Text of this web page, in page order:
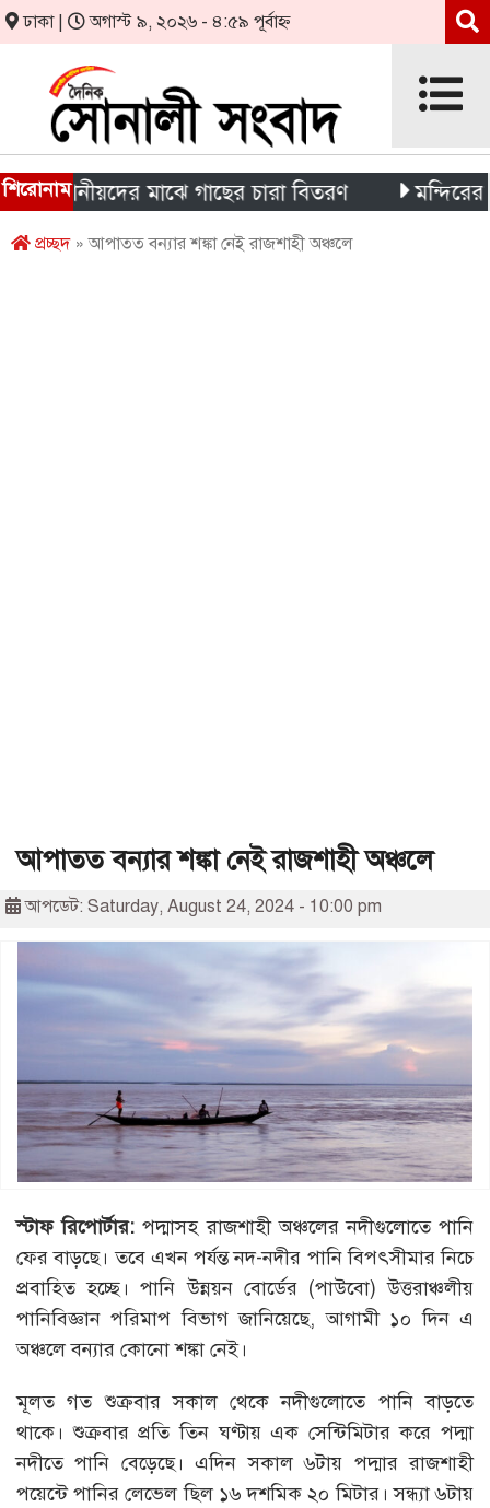
ঢাকা | অগাস্ট ৯, ২০২৬ - ৪:৫৯ পূর্বাহ্ন
শিরোনাম মাঝে গাছের চারা বিতরণ মন্দিরের
প্রচ্ছদ» আপাতত বন্যার শঙ্কা নেই রাজশাহী অঞ্চলে
আপাতত বন্যার শঙ্কা নেই রাজশাহী অঞ্চলে
আপডেট: Saturday, August 24, 2024 - 10:00 pm
স্টাফ রিপোর্টার: পদ্মাসহ রাজশাহী অঞ্চলের নদীগুলোতে পানি
ফের বাড়ছে। তবে এখন পর্যন্ত নদ-নদীর পানি বিপৎসীমার নিচে
প্রবাহিত হচ্ছে। পানি উন্নয়ন বোর্ডের (পাউবো) উত্তরাঞ্চলীয়
পানিবিজ্ঞান পরিমাপ বিভাগ জানিয়েছে, আগামী ১০ দিন এ
অঞ্চলে বন্যার কোনো শঙ্কা নেই।
মূলত গত শুক্রবার সকাল থেকে নদীগুলোতে পানি বাড়তে
থাকে। শুক্রবার প্রতি তিন ঘণ্টায় এক সেন্টিমিটার করে পদ্মা
নদীতে পানি বেড়েছে। এদিন সকাল ৬টায় পদ্মার রাজশাহী
পয়েন্টে পানির লেভেল ছিল ১৬ দশমিক ২০ মিটার। সন্ধ্যা ৬টায়